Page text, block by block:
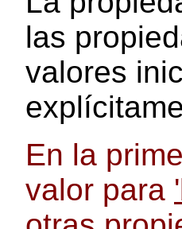
las
valores
En la
valor para